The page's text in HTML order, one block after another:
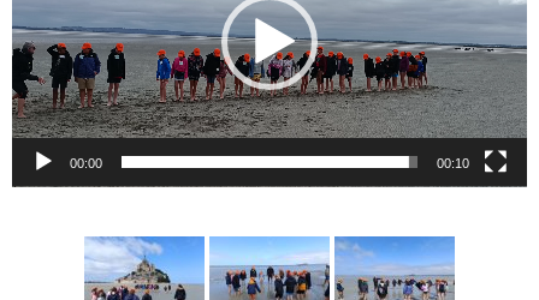
00:00 00:10